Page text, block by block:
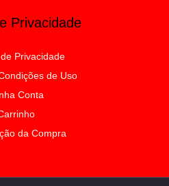
Privacidade
Privacidade
de Uso
Conta
da Compra